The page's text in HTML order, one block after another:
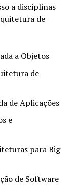
a disciplinas
de
a Objetos
de
de Aplicações
e
para Big
de Software